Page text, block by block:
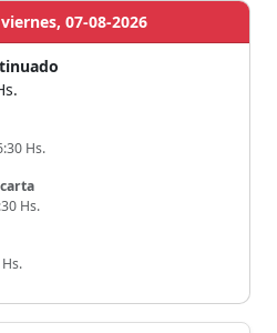
07-08-2026
Hs.
Hs.